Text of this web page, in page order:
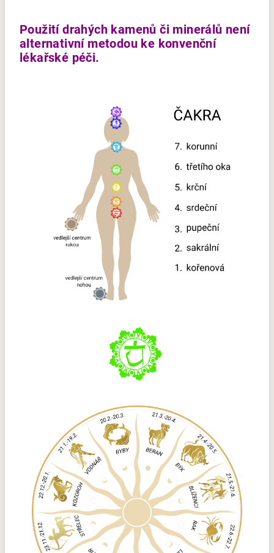
Použití drahých kamenů či minerálů není
alternativní metodou ke konvenční
lékařské péči.